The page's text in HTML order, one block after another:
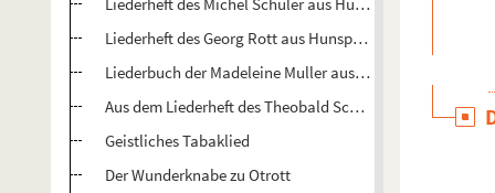
Liederheft des Georg Rott aus Hunspach (1856-1879)
Liederbuch der Madeleine Muller aus Ingolsheim (1917-
Aus dem Liederheft des Theobald Schaffhausen aus
Geistliches Tabaklied
Der Wunderknabe zu Otrott